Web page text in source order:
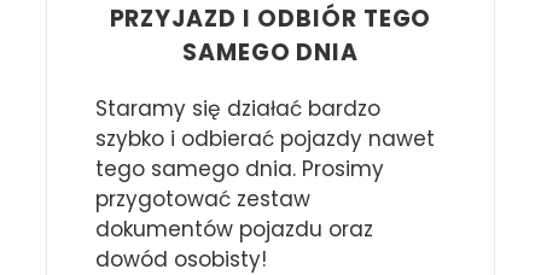
PRZYJAZD I ODBIÓR TEGO
SAMEGO DNIA
Staramy się działać bardzo
szybko i odbierać pojazdy nawet
tego samego dnia. Prosimy
przygotować zestaw
dokumentów pojazdu oraz
dowód osobisty!